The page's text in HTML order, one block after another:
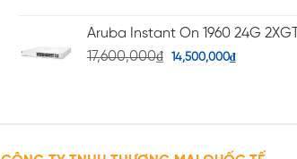
Aruba Instant On 1960 24G
17,600,000₫ 14,500,000₫